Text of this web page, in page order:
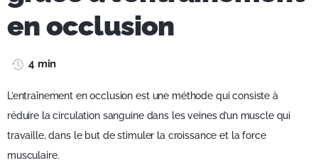
en occlusion
4 min
L’entraînement en occlusion est une méthode qui consiste à
réduire la circulation sanguine dans les veines d’un muscle qui
travaille, dans le but de stimuler la croissance et la force
musculaire.